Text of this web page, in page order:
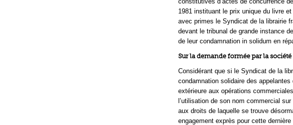
1981 instituant le prix unique du livre
avec primes le Syndicat de la librairie
devant le tribunal de grande instance
de leur condamnation in solidum en
Sur la demande formée par la
Considérant que si le Syndicat de la
condamnation solidaire des
extérieure aux opérations
l’utilisation de son nom commercial
aux droits de laquelle se trouve
engagement exprès pour cette